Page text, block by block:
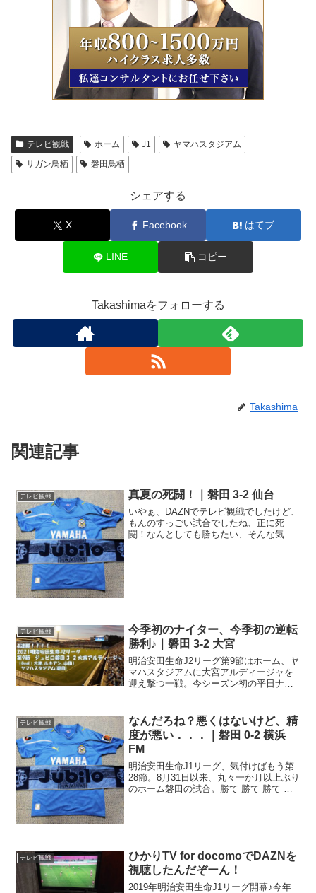
テレビ観戦 ホーム J1
ヤマハスタジアム
サガン鳥栖
磐田鳥栖
シェアする
X Facebook はてブ
LINE コピー
Takashimaをフォローする
Takashima
関連記事
テレビ観戦 真夏の死闘！｜磐田 3-2 仙台
いやぁ、DAZNでテレビ観戦でしたけど、
もんのすっごい試合でしたね、正に死
闘！なんとしても勝ちたい、そんな気持
テレビ観戦
今季初のナイター、今季初の逆転
勝利♪｜磐田 3-2 大宮
明治安田生命J2リーグ第9節はホーム、ヤ
マハスタジアムに大宮アルディージャを
迎え撃つ一戦。今シーズン初の平日ナイ
土日のナイターはあるんですよ。でも、
平日の試合って、今シ...
テレビ観戦
なんだろね？悪くはないけど、精
度が悪い．．．｜磐田 0-2 横浜
FM
明治安田生命J1リーグ、気付けばもう第
28節。8月31日以来、丸々一か月以上ぶり
のホーム磐田の試合。勝て 勝て 勝て 勝
テレビ観戦
ひかりTV for docomoでDAZNを
視聴したんだぞーん！
2019年明治安田生命J1リーグ開幕♪今年